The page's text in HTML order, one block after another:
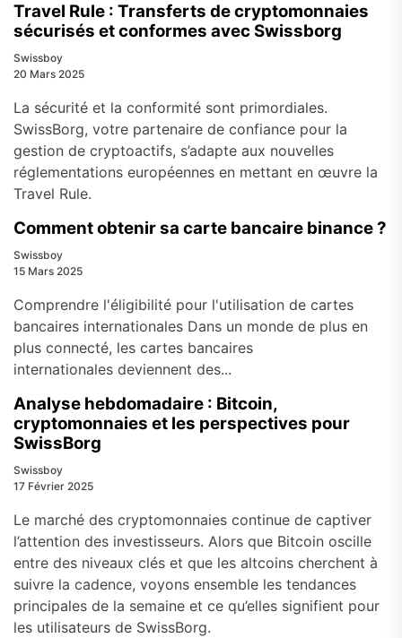
Travel Rule : Transferts de cryptomonnaies
sécurisés et conformes avec Swissborg
Swissboy
20 Mars 2025
La sécurité et la conformité sont primordiales.
SwissBorg, votre partenaire de confiance pour la
gestion de cryptoactifs, s’adapte aux nouvelles
réglementations européennes en mettant en œuvre la
Travel Rule.
Comment obtenir sa carte bancaire binance ?
Swissboy
15 Mars 2025
Comprendre l'éligibilité pour l'utilisation de cartes
bancaires internationales Dans un monde de plus en
plus connecté, les cartes bancaires
internationales deviennent des...
Analyse hebdomadaire : Bitcoin,
cryptomonnaies et les perspectives pour
SwissBorg
Swissboy
17 Février 2025
Le marché des cryptomonnaies continue de captiver
l’attention des investisseurs. Alors que Bitcoin oscille
entre des niveaux clés et que les altcoins cherchent à
suivre la cadence, voyons ensemble les tendances
principales de la semaine et ce qu’elles signifient pour
les utilisateurs de SwissBorg.